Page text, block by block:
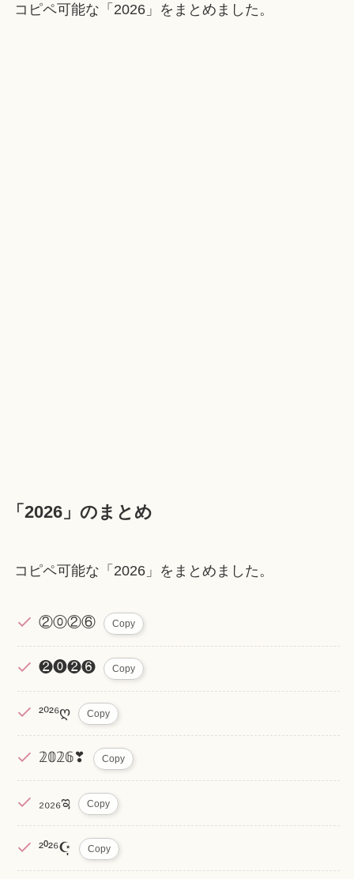
コピペ可能な「2026」をまとめました。
「2026」のまとめ
コピペ可能な「2026」をまとめました。
②⓪②⑥ Copy
❷⓿❷❻ Copy
²⁰²⁶ღ Copy
𝟚𝟘𝟚𝟞❣ Copy
₂₀₂₆ಇ Copy
²⁰²⁶☪̣̩ Copy